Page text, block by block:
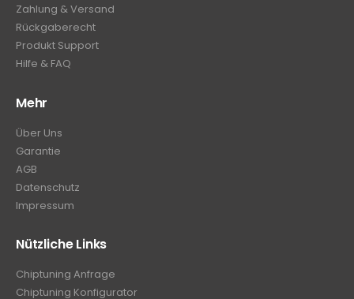
Zahlung & Versand
Rückgaberecht
Produkt Support
Hilfe & FAQ
Mehr
Über Uns
Garantie
AGB
Datenschutz
Impressum
Nützliche Links
Chiptuning Anfrage
Chiptuning Konfigurator